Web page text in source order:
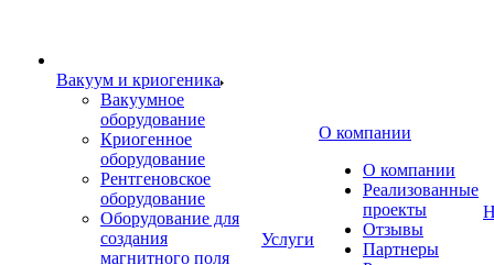
Вакуум и криогеника
Вакуумное
оборудование
Криогенное
оборудование
Рентгеновское
оборудование
Оборудование для
создания
магнитного поля
Услуги
О компании
О компании
Реализованные
проекты
Отзывы
Партнеры